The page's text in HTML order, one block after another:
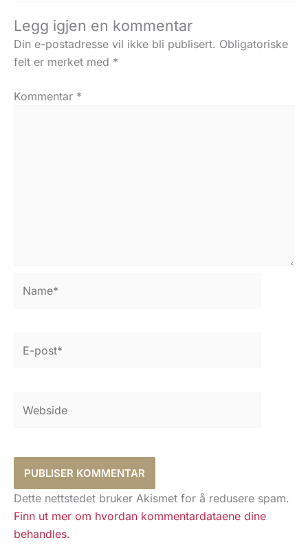
Legg igjen en kommentar
Din e-postadresse vil ikke bli publisert. Obligatoriske
felt er merket med *
Kommentar *
post*
Dette nettstedet bruker Akismet for å redusere spam.
Finn ut mer om hvordan kommentardataene dine
behandles.